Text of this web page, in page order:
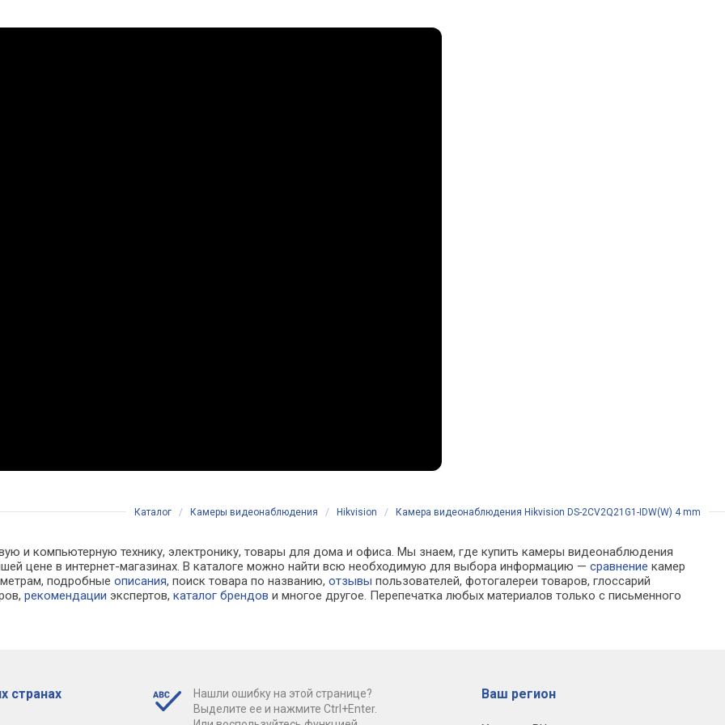
Каталог / Камеры видеонаблюдения / Hikvision / Камера видеонаблюдения Hikvision DS-2CV2Q21G1-IDW(W) 4 mm
и компьютерную технику, электронику, товары для дома и офиса. Мы знаем, где купить камеры видеонаблюдения
цене в интернет-магазинах. В каталоге можно найти всю необходимую для выбора информацию —сравнение камер
подробныеописания, поиск товара по названию,отзывы пользователей, фотогалереи товаров, глоссарий
рекомендации экспертов,каталог брендов и многое другое. Перепечатка любых материалов только с письменного
странах
Нашли ошибку на этой странице?
Выделите ее и нажмите Ctrl+Enter.
Ваш регион